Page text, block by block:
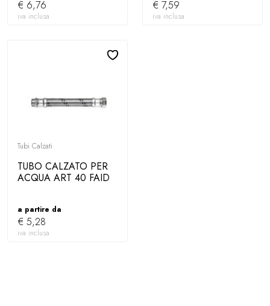
€ 6,76
iva inclusa
€ 7,59
iva inclusa
Tubi Calzati
TUBO CALZATO PER
ACQUA ART 40 FAID
a partire da
€ 5,28
iva inclusa